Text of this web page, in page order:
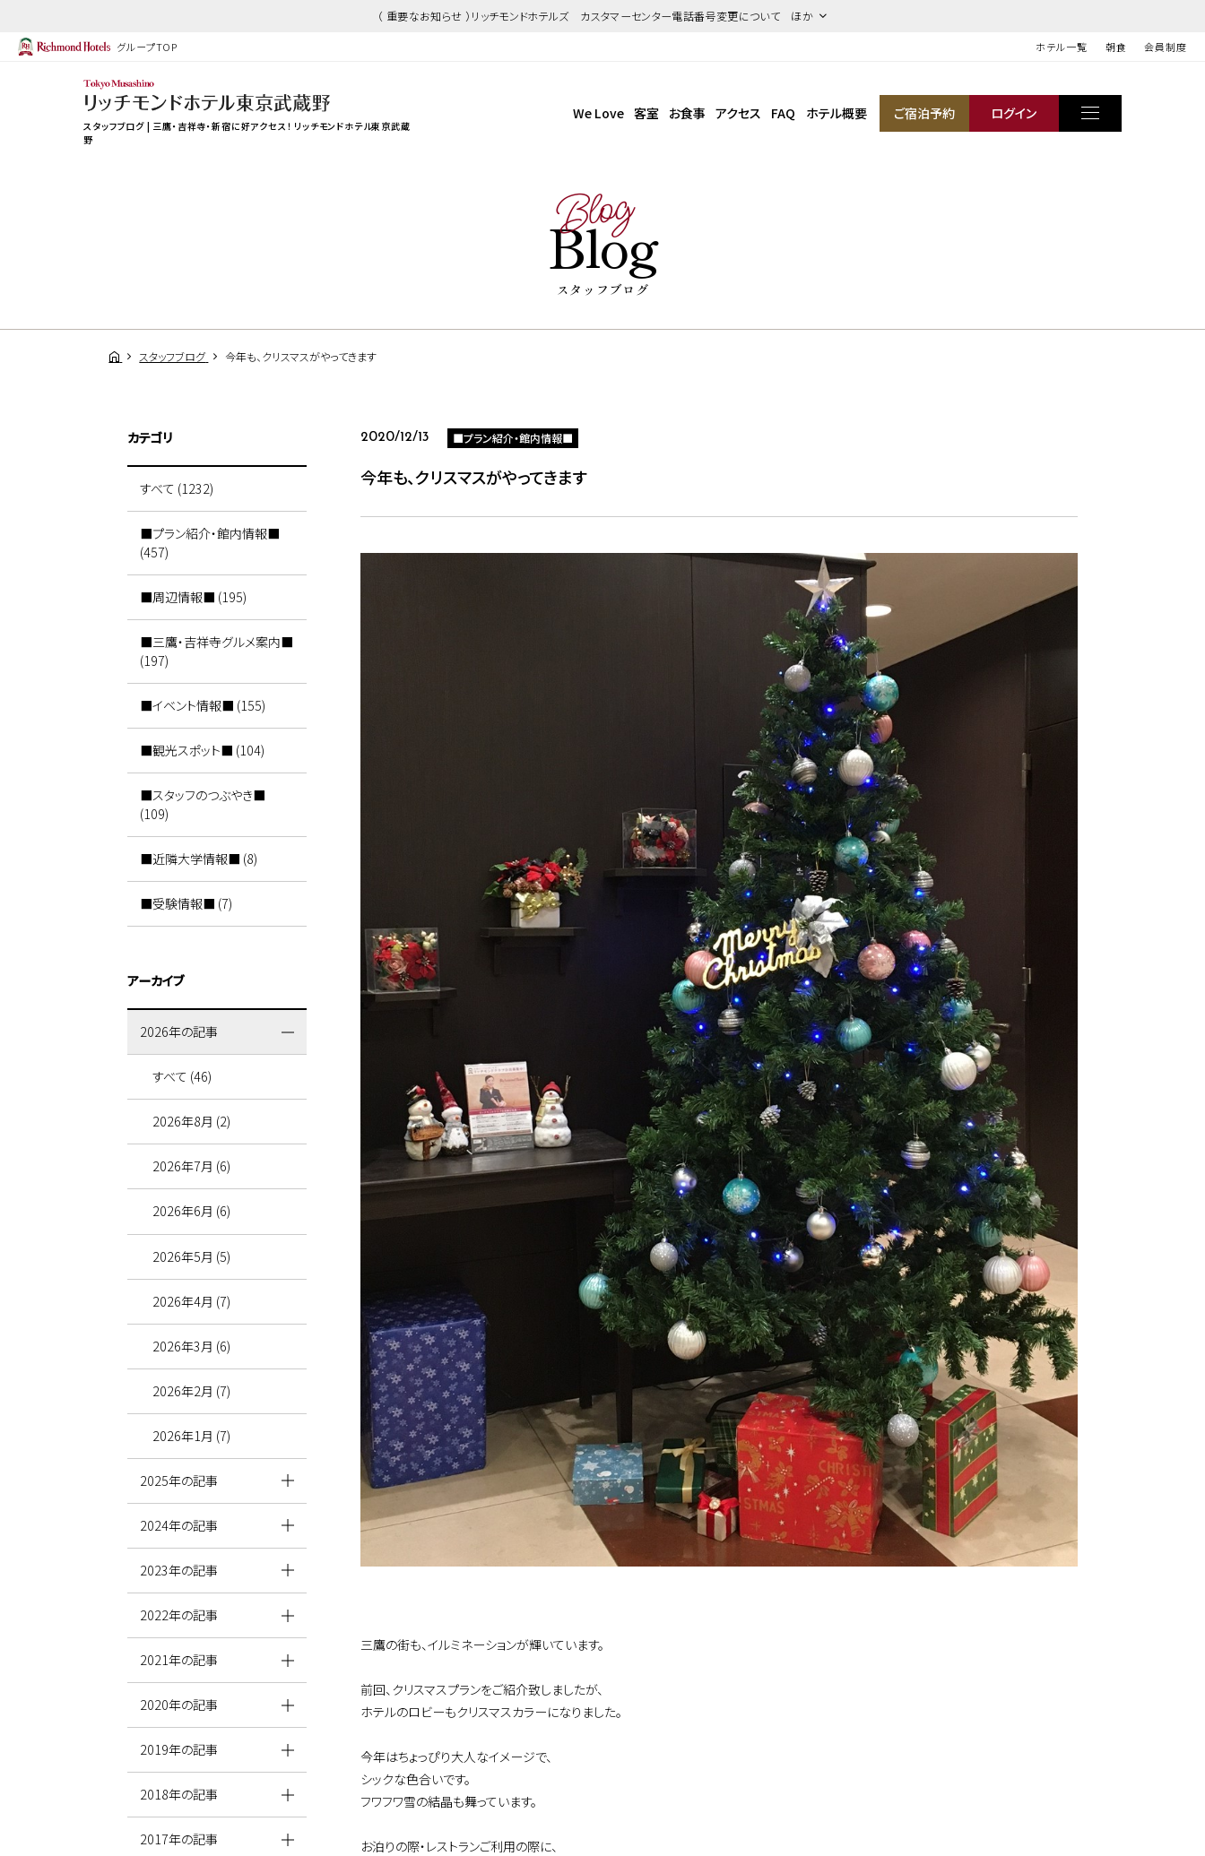
（ 重要なお知らせ ）リッチモンドホテルズ カスタマーセンター電話番号変更について ほか
グループTOP ホテル一覧 朝食 会員制度
スタッフブログ | 三鷹・吉祥寺・新宿に好アクセス！ リッチモンドホテル東京武蔵
野
We Love 客室 お食事 アクセス FAQ ホテル概要 ご宿泊予約 ログイン
Blog
Blog
スタッフブログ
スタッフブログ 今年も、クリスマスがやってきます
2020/12/13 ■プラン紹介・館内情報■
今年も、クリスマスがやってきます
三鷹の街も、イルミネーションが輝いています。
前回、クリスマスプランをご紹介致しましたが、
ホテルのロビーもクリスマスカラーになりました。
今年はちょっぴり大人なイメージで、
シックな色合いです。
フワフワ雪の結晶も舞っています。
お泊りの際・レストランご利用の際に、
カテゴリ
すべて (1232)
■プラン紹介・館内情報■
(457)
■周辺情報■ (195)
■三鷹・吉祥寺グルメ案内■
(197)
■イベント情報■ (155)
■観光スポット■ (104)
■スタッフのつぶやき■
(109)
■近隣大学情報■ (8)
■受験情報■ (7)
アーカイブ
2026年の記事
すべて (46)
2026年8月 (2)
2026年7月 (6)
2026年6月 (6)
2026年5月 (5)
2026年4月 (7)
2026年3月 (6)
2026年2月 (7)
2026年1月 (7)
2025年の記事
2024年の記事
2023年の記事
2022年の記事
2021年の記事
2020年の記事
2019年の記事
2018年の記事
2017年の記事